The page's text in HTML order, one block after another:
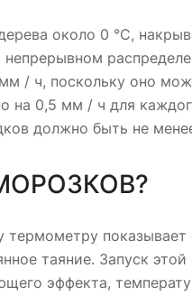
около 0 °C,
/ ч, поскольку оно
на 0,5 мм / ч для
должно быть не
термометру показывает
таяние. Запуск
эффекта,